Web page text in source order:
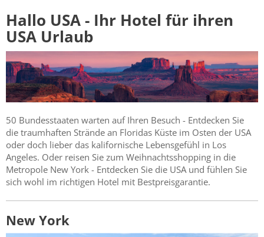
Hallo USA - Ihr Hotel für ihren
USA Urlaub
50 Bundesstaaten warten auf Ihren Besuch - Entdecken Sie
die traumhaften Strände an Floridas Küste im Osten der USA
oder doch lieber das kalifornische Lebensgefühl in Los
Angeles. Oder reisen Sie zum Weihnachtsshopping in die
Metropole New York - Entdecken Sie die USA und fühlen Sie
sich wohl im richtigen Hotel mit Bestpreisgarantie.
New York